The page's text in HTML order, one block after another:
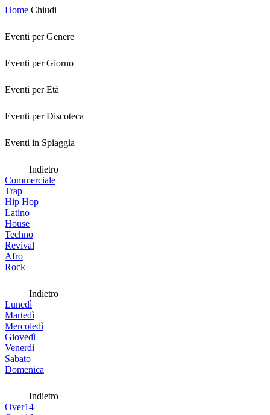
Home Chiudi
Eventi per Genere
Eventi per Giorno
Eventi per Età
Eventi per Discoteca
Eventi in Spiaggia
Indietro
Commerciale
Trap
Hip Hop
Latino
House
Techno
Revival
Afro
Rock
Indietro
Lunedì
Martedì
Mercoledì
Giovedì
Venerdì
Sabato
Domenica
Indietro
Over14